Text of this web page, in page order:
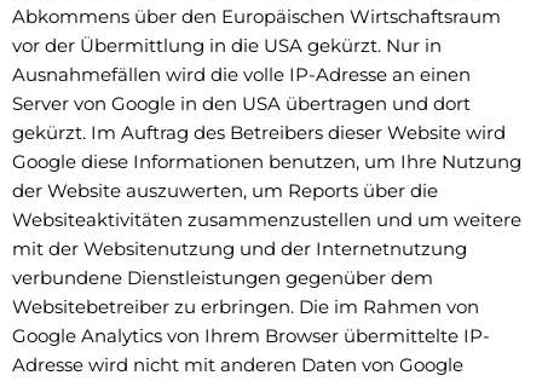
Abkommens über den Europäischen Wirtschaftsraum
vor der Übermittlung in die USA gekürzt. Nur in
Ausnahmefällen wird die volle IP-Adresse an einen
Server von Google in den USA übertragen und dort
gekürzt. Im Auftrag des Betreibers dieser Website wird
Google diese Informationen benutzen, um Ihre Nutzung
der Website auszuwerten, um Reports über die
Websiteaktivitäten zusammenzustellen und um weitere
mit der Websitenutzung und der Internetnutzung
verbundene Dienstleistungen gegenüber dem
Websitebetreiber zu erbringen. Die im Rahmen von
Google Analytics von Ihrem Browser übermittelte IP-
Adresse wird nicht mit anderen Daten von Google